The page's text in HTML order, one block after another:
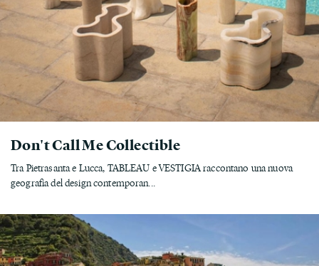
Don't Call Me Collectible
Tra Pietrasanta e Lucca, TABLEAU e VESTIGIA raccontano una nuova
geografia del design contemporan...